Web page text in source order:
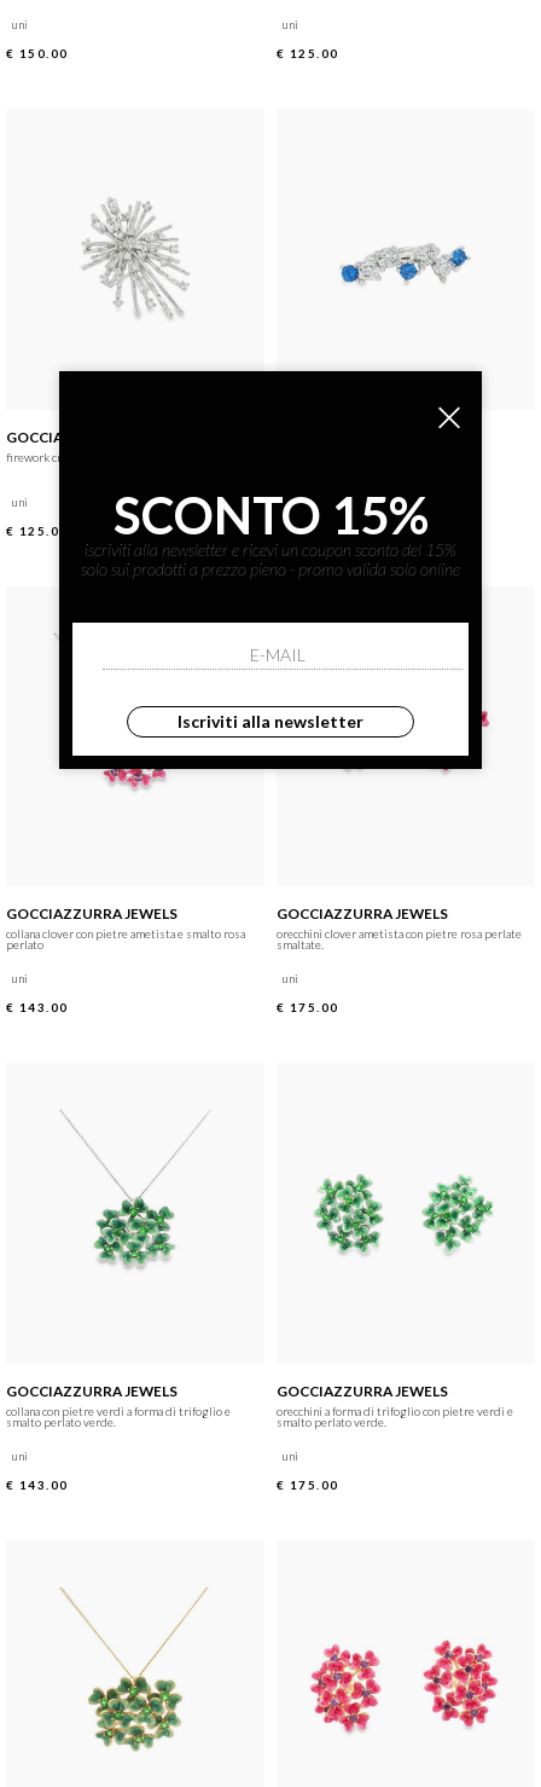
uni
€ 150.00
uni
€ 125.00
GOCCIAZZURRA JEWELS
firework crystal ring
uni
€ 125.00
uni
€ 125.00
GOCCIAZZURRA JEWELS
collana clover con pietre ametista e smalto rosa
perlato
uni
€ 143.00
GOCCIAZZURRA JEWELS
orecchini clover ametista con pietre rosa perlate
smaltate.
uni
€ 175.00
GOCCIAZZURRA JEWELS
collana con pietre verdi a forma di trifoglio e
smalto perlato verde.
uni
€ 143.00
GOCCIAZZURRA JEWELS
orecchini a forma di trifoglio con pietre verdi e
smalto perlato verde.
uni
€ 175.00
SCONTO 15%
iscriviti alla newsletter e ricevi un coupon sconto del 15%
solo sui prodotti a prezzo pieno - promo valida solo online
Iscriviti alla newsletter